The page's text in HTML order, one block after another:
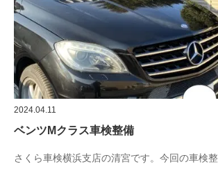
2024.04.11
ベンツMクラス車検整備
さくら車検横浜支店の清宮です。今回の車検